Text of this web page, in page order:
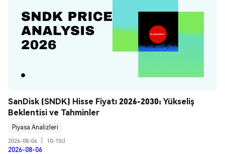
SanDisk (SNDK) Hisse Fiyatı 2026-2030: Yükseliş
Beklentisi ve Tahminler
Piyasa Analizleri
2026-08-06
10-15d
2026-08-06